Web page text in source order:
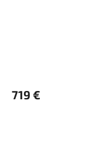
719 €